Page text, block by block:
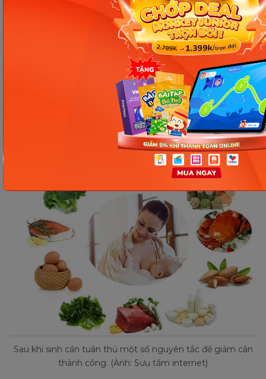
Một trong những cách giúp cung cấp đủ dưỡng
chất cho mẹ sau sinh là chia nhỏ các bữa ăn. Cách
làm này sẽ khiến mẹ có thể hấp thụ được dinh
dưỡng, vừa giảm cảm giác đói, thèm ăn trong suốt
một ngày. Vì thế, đây là cách giảm cân khá hiệu quả
Sau khi sinh cần tuân thủ một số nguyên tắc để giảm cân
thành công. (Ảnh: Sưu tầm internet)